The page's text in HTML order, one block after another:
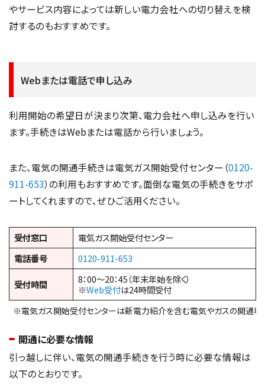
やサービス内容によっては新しい電力会社への切り替えを検
討するのもおすすめです。
Webまたは電話で申し込み
利用開始の希望日が決まり次第、電力会社へ申し込みを行い
ます。手続きはWebまたは電話から行いましょう。
また、電気の開通手続きは電気ガス開始受付センター（0120-
911-653）の利用もおすすめです。面倒な電気の手続きをサポ
ートしてくれますので、ぜひご活用ください。
受付窓口
電気ガス開始受付センター
電話番号
0120-911-653
受付時間
8：00～20：45（年末年始を除く）
※Web受付は24時間受付
※電気ガス開始受付センターは新電力紹介を含む電気やガスの開通専
開通に必要な情報
引っ越しに伴い、電気の開通手続きを行う時に必要な情報は
以下のとおりです。